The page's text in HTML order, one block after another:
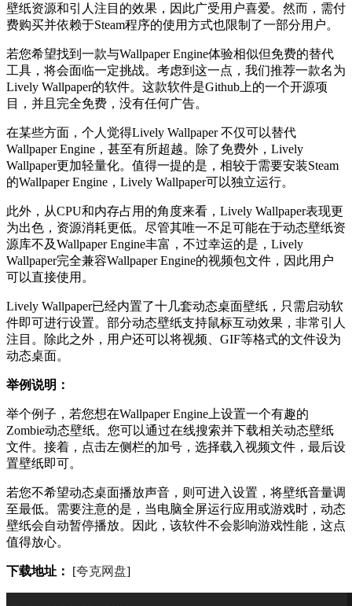
壁纸资源和引人注目的效果，因此广受用户喜爱。然而，需付
费购买并依赖于Steam程序的使用方式也限制了一部分用户。
若您希望找到一款与Wallpaper Engine体验相似但免费的替代
工具，将会面临一定挑战。考虑到这一点，我们推荐一款名为
Lively Wallpaper的软件。这款软件是Github上的一个开源项
目，并且完全免费，没有任何广告。
在某些方面，个人觉得Lively Wallpaper 不仅可以替代
Wallpaper​ Engine，甚至有所超越。除了免费外，Lively
⁣Wallpaper更加轻量化。值得一提的是，相较于需要安装Steam
的Wallpaper Engine，Lively Wallpaper可以独立运行。
此外，从CPU和内存占用的角度来看，Lively ⁢Wallpaper表现更
为出色，资源消耗更低。尽管其唯一不足可能在于动态壁纸资
源库不及Wallpaper‍ Engine丰富，不过幸运的是，Lively
Wallpaper完全兼容Wallpaper Engine的视频包文件，因此用户
可以直接使用。
Lively Wallpaper已经内置了十几套动态桌面壁纸，只需启动软
件即可进行设置。部分动态壁纸支持鼠标互动效果，非常引人
注目。除此之外，用户还可以将视频、GIF等格式的文件设为
动态桌面。
举例说明：
举个例子，若您想在Wallpaper Engine上设置一个有趣的
Zombie动态壁纸。您可以通过在线搜索并下载相关动态壁纸
文件。接着，点击左侧栏的加号，选择载入视频文件，最后设
置壁纸即可。
若您不希望动态桌面播放声音，则可进入设置，将壁纸音量调
至最低。需要注意的是，当电脑全屏运行应用或游戏时，动态
壁纸会自动暂停播放。因此，该软件不会影响游戏性能，这点
值得放心。
下载地址： [夸克网盘]